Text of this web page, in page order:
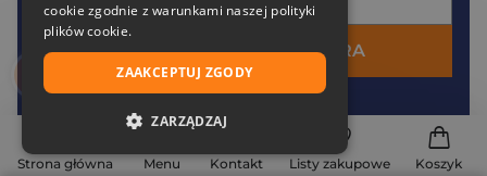
Strona główna Menu Kontakt Listy zakupowe Koszyk
DOŁĄCZ DO ZNAK EKSTRA
Zgadzam się na otrzymywanie wiadomości
marketingowych (newsletter) na podany
zasadach określonych wregulaminie .
cookie zgodnie z warunkami naszej polityki
plików cookie.
ZAAKCEPTUJ ZGODY
ZARZĄDZAJ
NIEZBĘDNE